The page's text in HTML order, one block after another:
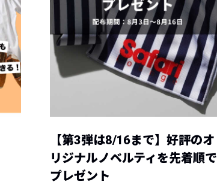
【第3弾は8/16まで】好評のオ
リジナルノベルティを先着順で
プレゼント